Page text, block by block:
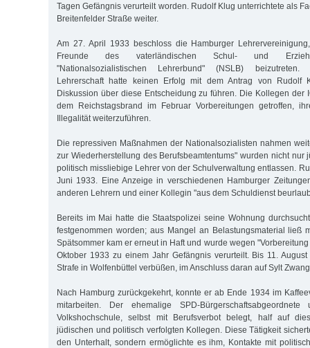
Tagen Gefängnis verurteilt worden. Rudolf Klug unterrichtete als
Breitenfelder Straße weiter.
Am 27. April 1933 beschloss die Hamburger
Freunde des vaterländischen Schul- und
"Nationalsozialistischen Lehrerbund" (NSLB) beizutreten.
Lehrerschaft hatte keinen Erfolg mit dem Antrag von Rudolf
Diskussion über diese Entscheidung zu führen. Die Kollegen der
dem Reichstagsbrand im Februar Vorbereitungen getroffen,
Illegalität weiterzuführen.
Die repressiven Maßnahmen der Nationalsozialisten nahmen
zur Wiederherstellung des Berufsbeamtentums" wurden nicht nur
politisch missliebige Lehrer von der Schulverwaltung entlassen.
Juni 1933. Eine Anzeige in verschiedenen Hamburger
anderen Lehrern und einer Kollegin "aus dem Schuldienst
Bereits im Mai hatte die Staatspolizei seine Wohnung
festgenommen worden; aus Mangel an Belastungsmaterial ließ
Spätsommer kam er erneut in Haft und wurde wegen
Oktober 1933 zu einem Jahr Gefängnis verurteilt. Bis 11.
Strafe in Wolfenbüttel verbüßen, im Anschluss daran auf Sylt
Nach Hamburg zurückgekehrt, konnte er ab Ende 1934 im
mitarbeiten. Der ehemalige SPD-
Volkshochschule, selbst mit Berufsverbot belegt, half auf
jüdischen und politisch verfolgten Kollegen. Diese Tätigkeit
den Unterhalt, sondern ermöglichte es ihm, Kontakte mit